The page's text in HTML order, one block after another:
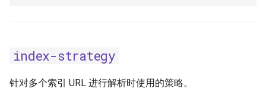
index-strategy
针对多个索引 URL 进行解析时使用的策略。